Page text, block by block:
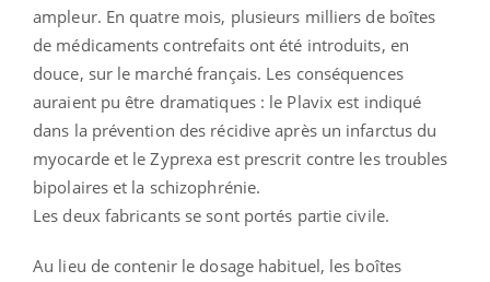
ampleur. En quatre mois, plusieurs milliers de boîtes
de médicaments contrefaits ont été introduits, en
douce, sur le marché français. Les conséquences
auraient pu être dramatiques : le Plavix est indiqué
dans la prévention des récidive après un infarctus du
myocarde et le Zyprexa est prescrit contre les troubles
bipolaires et la schizophrénie.
Les deux fabricants se sont portés partie civile.
Au lieu de contenir le dosage habituel, les boîtes